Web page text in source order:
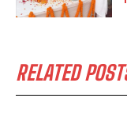
RELATED